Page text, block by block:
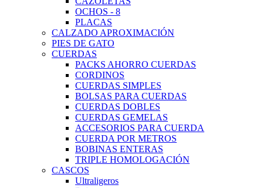
OCHOS - 8
PLACAS
CALZADO APROXIMACIÓN
PIES DE GATO
CUERDAS
PACKS AHORRO CUERDAS
CORDINOS
CUERDAS SIMPLES
BOLSAS PARA CUERDAS
CUERDAS DOBLES
CUERDAS GEMELAS
ACCESORIOS PARA CUERDA
CUERDA POR METROS
BOBINAS ENTERAS
TRIPLE HOMOLOGACIÓN
CASCOS
Ultraligeros